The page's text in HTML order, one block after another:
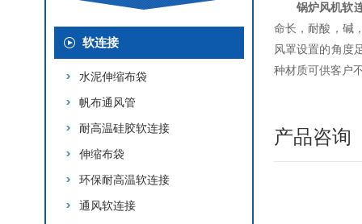
软连接
水泥伸缩布袋
帆布通风管
耐高温硅胶软连接
伸缩布袋
环保耐高温软连接
通风软连接
锅炉风机软
命长，耐酸，碱
风罩设置的角度
种材质可供客户
产品咨询